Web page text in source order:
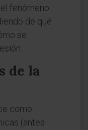
fenómeno
de qué
se
de la
como
(antes